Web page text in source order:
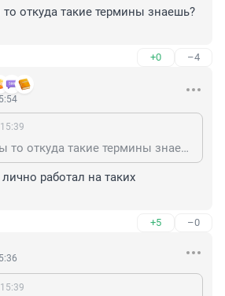
то откуда такие термины знаешь?
+0 –4
Slava_Rossii2, ты то откуда такие термины знаешь? школяр?
работал на таких
+5 –0